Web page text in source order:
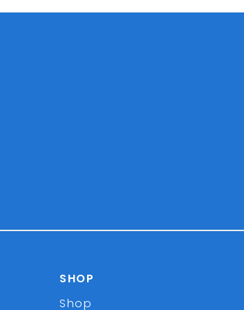
SHOP
Shop